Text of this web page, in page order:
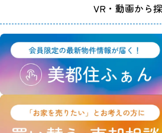
VR・動画から